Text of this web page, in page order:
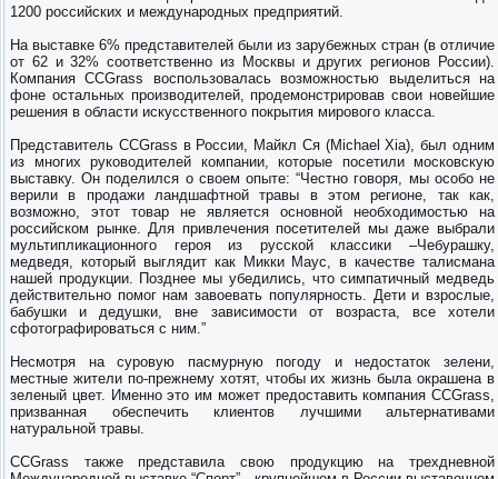
1200 российских и международных предприятий.
На выставке 6% представителей были из зарубежных стран (в отличие
от 62 и 32% соответственно из Москвы и других регионов России).
Компания CCGrass воспользовалась возможностью выделиться на
фоне остальных производителей, продемонстрировав свои новейшие
решения в области искусственного покрытия мирового класса.
Представитель CCGrass в России, Майкл Ся (Michael Xia), был одним
из многих руководителей компании, которые посетили московскую
выставку. Он поделился о своем опыте: “Честно говоря, мы особо не
верили в продажи ландшафтной травы в этом регионе, так как,
возможно, этот товар не является основной необходимостью на
российском рынке. Для привлечения посетителей мы даже выбрали
мультипликационного героя из русской классики –Чебурашку,
медведя, который выглядит как Микки Маус, в качестве талисмана
нашей продукции. Позднее мы убедились, что симпатичный медведь
действительно помог нам завоевать популярность. Дети и взрослые,
бабушки и дедушки, вне зависимости от возраста, все хотели
сфотографироваться с ним.”
Несмотря на суровую пасмурную погоду и недостаток зелени,
местные жители по-прежнему хотят, чтобы их жизнь была окрашена в
зеленый цвет. Именно это им может предоставить компания CCGrass,
призванная обеспечить клиентов лучшими альтернативами
натуральной травы.
CCGrass также представила свою продукцию на трехдневной